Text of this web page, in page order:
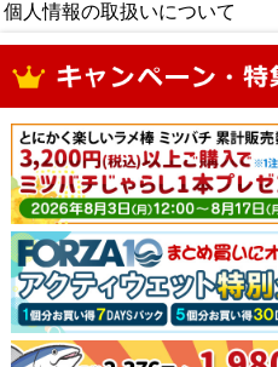
個人情報の取扱いについて